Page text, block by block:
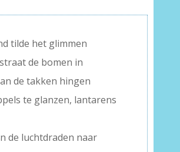
tilde het glimmen
de bomen in
de takken hingen
te glanzen, lantarens
de luchtdraden naar